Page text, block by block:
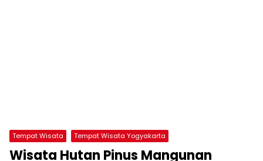
Tempat Wisata Tempat Wisata Yogyakarta
Wisata Hutan Pinus Mangunan